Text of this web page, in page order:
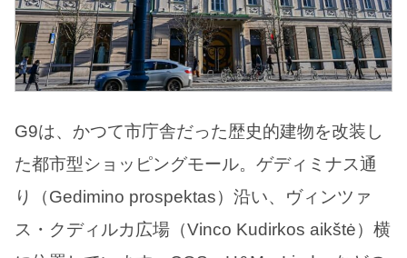
G9は、かつて市庁舎だった歴史的建物を改装し
た都市型ショッピングモール。ゲディミナス通
り（Gedimino prospektas）沿い、ヴィンツァ
ス・クディルカ広場（Vinco Kudirkos aikštė）横